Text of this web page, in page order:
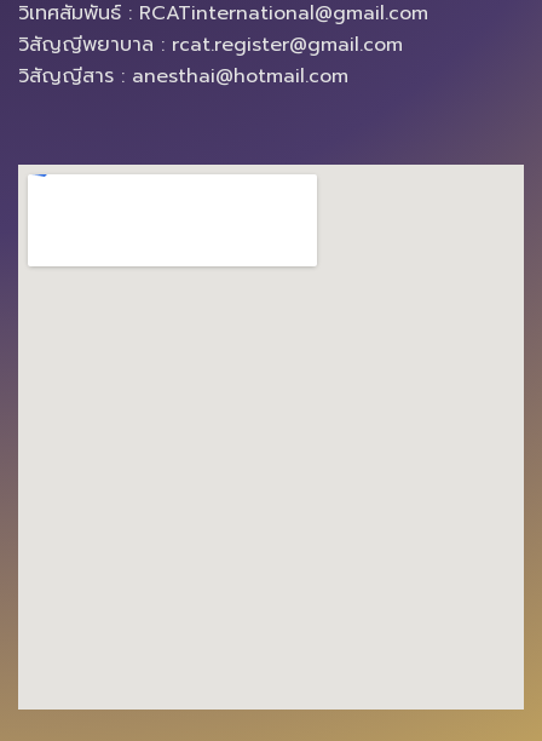
วิเทศสัมพันธ์ : RCATinternational@gmail.com
วิสัญญีพยาบาล : rcat.register@gmail.com
วิสัญญีสาร : anesthai@hotmail.com